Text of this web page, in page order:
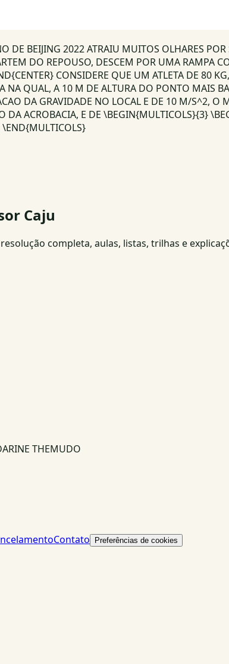
DE BEIJING 2022 ATRAIU MUITOS OLHARES
DO REPOUSO, DESCEM POR UMA RAMPA
CONSIDERE QUE UM ATLETA DE 80
NA QUAL, A 10 M DE ALTURA DO PONTO MAIS
DA GRAVIDADE NO LOCAL E DE 10 M/S^2, O
DA ACROBACIA, E DE \BEGIN{MULTICOLS}{3}
\END{MULTICOLS}
Caju
completa, aulas, listas, trilhas e
THEMUDO
Contato Preferências de cookies